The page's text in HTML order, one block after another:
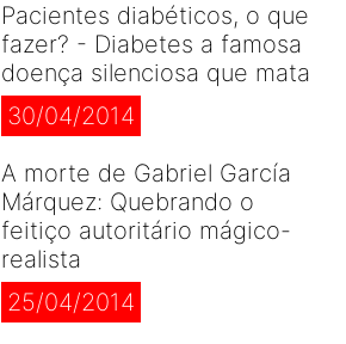
Pacientes diabéticos, o que
fazer? - Diabetes a famosa
doença silenciosa que mata
30/04/2014
A morte de Gabriel García
Márquez: Quebrando o
feitiço autoritário mágico-
realista
25/04/2014